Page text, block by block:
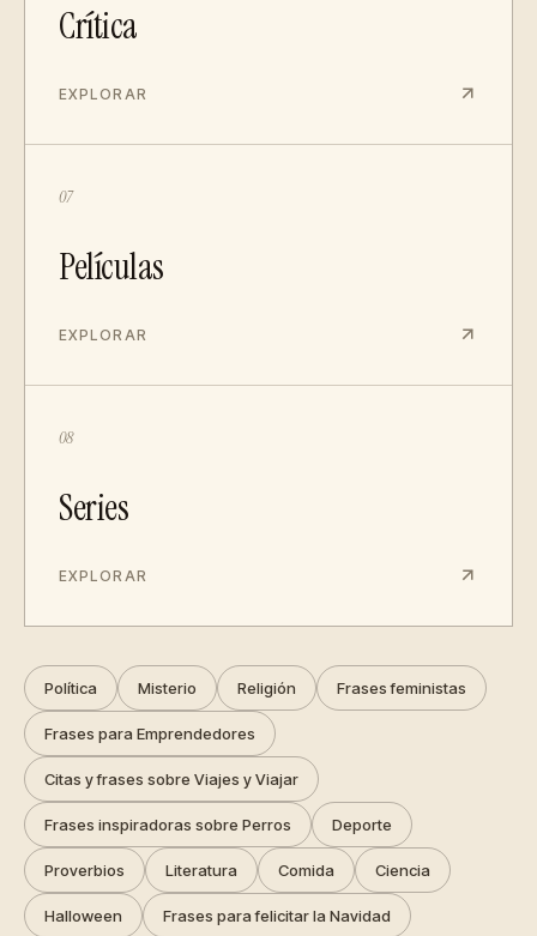
Crítica
EXPLORAR
07
Películas
EXPLORAR
08
Series
EXPLORAR
Política Misterio Religión Frases feministas
Frases para Emprendedores
Citas y frases sobre Viajes y Viajar
Frases inspiradoras sobre Perros Deporte
Proverbios Literatura Comida Ciencia
Halloween Frases para felicitar la Navidad